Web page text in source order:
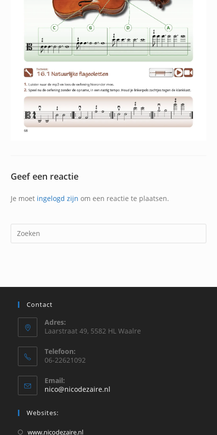
Geef een reactie
Je moet ingelogd zijn om een reactie te plaatsen.
Contact
Adres:
Laarstraat 49, 5582 HL Waalre
Telefoon:
06-22621092
Email:
nico@nicodezaire.nl
Websites:
www.nicodezaire.nlOpent